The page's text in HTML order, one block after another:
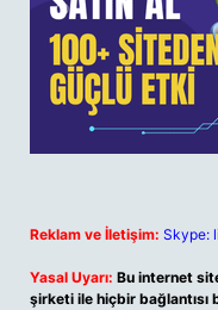
Reklam ve İletişim: Skype:
Yasal Uyarı: Bu internet
şirketi ile hiçbir bağlantısı